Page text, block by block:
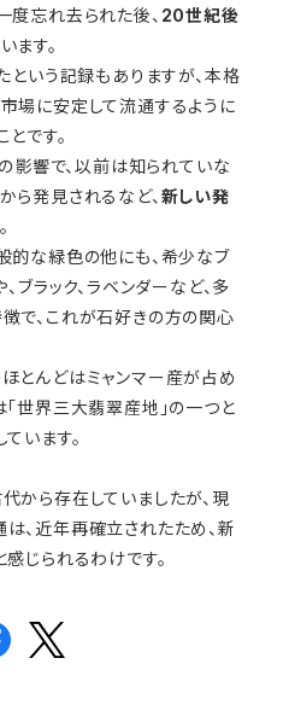
度忘れ去られた後、 20世紀後
ます。
いう記録もありますが、本格
場に安定して流通するように
とです。
影響で、以前は知られていな
ら発見されるなど、 新しい発
的な緑色の他にも、希少なブ
ブラック、ラベンダーなど、多
で、これが石好きの方の関心
とんどはミャンマー産が占め
「世界三大翡翠産地」の一つと
います。
から存在していましたが、現
、近年再確立されたため、新
じられるわけです。